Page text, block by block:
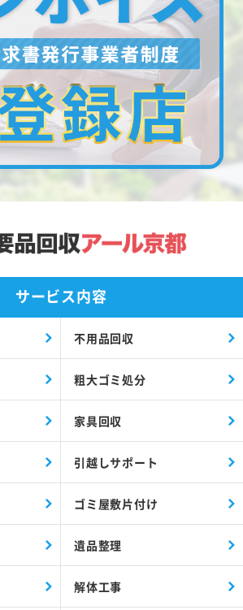
サービス内容
不用品回収
粗大ゴミ処分
家具回収
引越しサポート
ゴミ屋敷片付け
遺品整理
解体工事